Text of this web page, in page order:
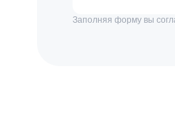
Заполняя форму вы